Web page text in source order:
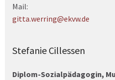
Mail:
gitta.werring@ekvw.de
Stefanie Cillessen
Diplom-Sozialpädagogin,